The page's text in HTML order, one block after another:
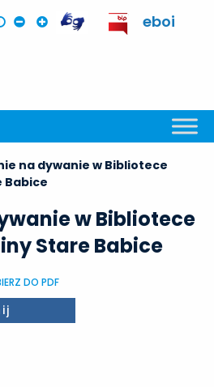
eboi
na dywanie w Bibliotece
Babice
w Bibliotece
Stare Babice
DO PDF